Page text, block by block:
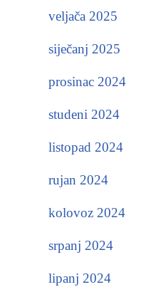
veljača 2025
siječanj 2025
prosinac 2024
studeni 2024
listopad 2024
rujan 2024
kolovoz 2024
srpanj 2024
lipanj 2024